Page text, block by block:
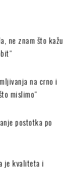
ne znam što kažu
na crno i
mislimo“
postotka po
je kvaliteta i